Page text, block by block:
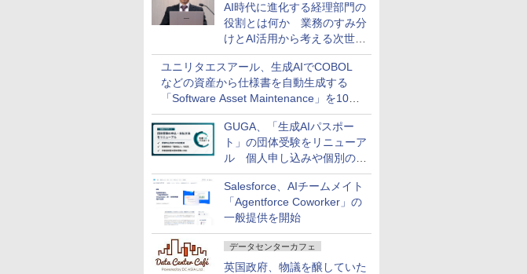
AI時代に進化する経理部門の
役割とは何か 業務のすみ分
けとAI活用から考える次世代
ファイナンス戦略
ユニリタエスアール、生成AIでCOBOL
などの資産から仕様書を自動生成する
「Software Asset Maintenance」を10月
に発売
GUGA、「生成AIパスポー
ト」の団体受験をリニューア
ル 個人申し込みや個別の支
払いなどに対応
Salesforce、AIチームメイト
「Agentforce Coworker」の
一般提供を開始
データセンターカフェ
英国政府、物議を醸していた